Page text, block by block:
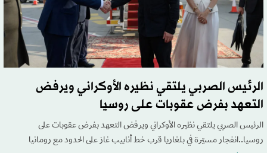
الرئيس الصربي يلتقي نظيره الأوكراني ويرفض
التعهد بفرض عقوبات على روسيا
الرئيس الصربي يلتقي نظيره الأوكراني ويرفض التعهد بفرض عقوبات على
روسيا..انفجار مسيّرة في بلغاريا قرب خط أنابيب غاز على الحدود مع رومانيا